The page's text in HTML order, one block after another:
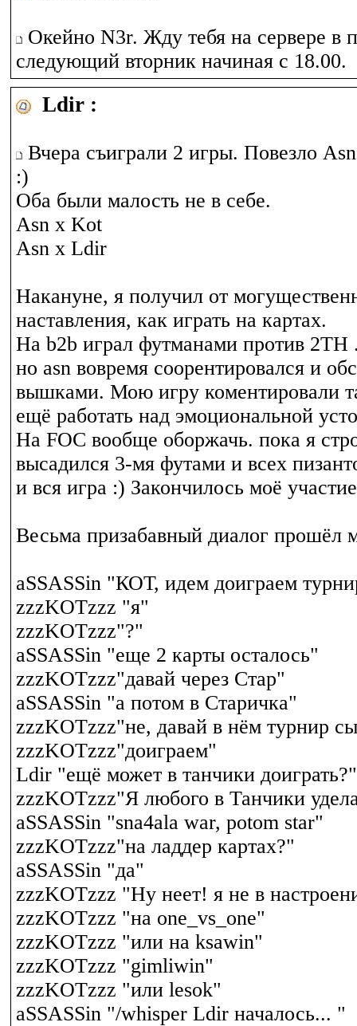
Окейно N3r. Жду тебя на сервере в
следующий вторник начиная с 18.00.
Ldir :
Вчера съиграли 2 игры. Повезло
:)
Оба были малость не в себе.
Asn x Kot
Asn x Ldir
Накануне, я получил от
наставления, как играть на картах.
На b2b играл футманами против
но asn вовремя соорентировался и
вышками. Мою игру коментировали
ещё работать над эмоциональной
На FOC вообще оборжачь. пока я
высадился 3-мя футами и всех
и вся игра :) Закончилось моё
Весьма призабавный диалог прошёл
aSSASSin "КОТ, идем доиграем
zzzKOTzzz "я"
zzzKOTzzz"?"
aSSASSin "еще 2 карты осталось"
zzzKOTzzz"давай через Стар"
aSSASSin "а потом в Старичка"
zzzKOTzzz"не, давай в нём турнир
zzzKOTzzz"доиграем"
Ldir "ещё может в танчики доиграть?"
zzzKOTzzz"Я любого в Танчики
aSSASSin "sna4ala war, potom star"
zzzKOTzzz"на ладдер картах?"
aSSASSin "да"
zzzKOTzzz "Ну неет! я не в
zzzKOTzzz "на one_vs_one"
zzzKOTzzz "или на ksawin"
zzzKOTzzz "gimliwin"
zzzKOTzzz "или lesok"
aSSASSin "/whisper Ldir началось... "